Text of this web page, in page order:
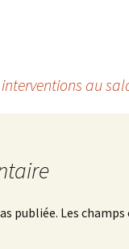
au
publiée. Les